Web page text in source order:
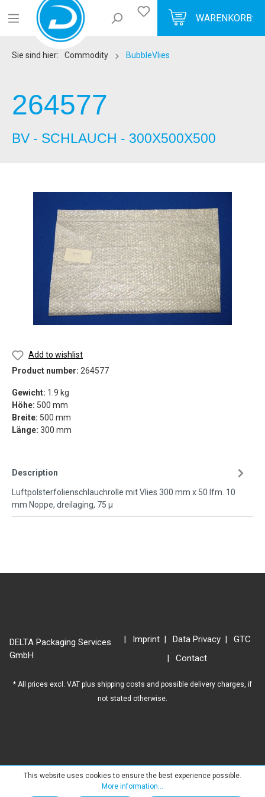
WARENKORB:
Sie sind hier: Commodity BubbleVlies
264577
BV - SCHLAUCH - 300X500X500
Add to wishlist
Product number: 264577
Gewicht: 1.9 kg
Höhe: 500 mm
Breite: 500 mm
Länge: 300 mm
Description
Luftpolsterfolienschlauchrolle mit Vlies 300 mm x 50 lfm. 10
mm Noppe, dreilaging, 75 µ
DELTA Packaging Services
GmbH
Imprint Data Privacy
GTC
Contact
* All prices excl. VAT plus shipping costs and possible delivery charges, if
not stated otherwise.
This website uses cookies to ensure the best experience possible.
More information...